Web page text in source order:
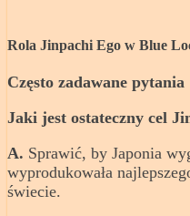
Rola Jinpachi Ego w Blue
Często zadawane pytania
Jaki jest ostateczny cel
A. Sprawić, by Japonia
wyprodukowała
świecie.